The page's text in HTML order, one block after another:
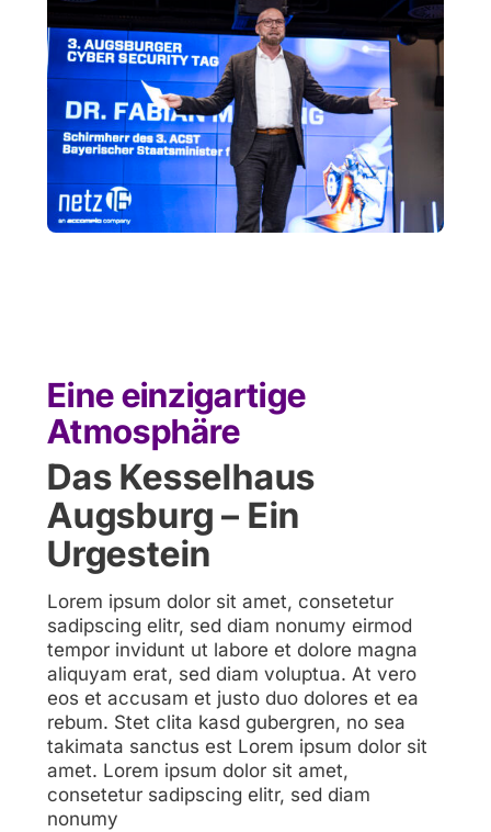
Eine einzigartige
Atmosphäre
Das Kesselhaus
Augsburg – Ein
Urgestein
Lorem ipsum dolor sit amet, consetetur
sadipscing elitr, sed diam nonumy eirmod
tempor invidunt ut labore et dolore magna
aliquyam erat, sed diam voluptua. At vero
eos et accusam et justo duo dolores et ea
rebum. Stet clita kasd gubergren, no sea
takimata sanctus est Lorem ipsum dolor sit
amet. Lorem ipsum dolor sit amet,
consetetur sadipscing elitr, sed diam
nonumy